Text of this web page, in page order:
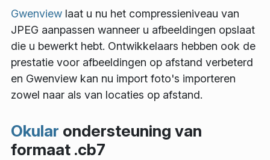
Gwenview laat u nu het compressieniveau van
JPEG aanpassen wanneer u afbeeldingen opslaat
die u bewerkt hebt. Ontwikkelaars hebben ook de
prestatie voor afbeeldingen op afstand verbeterd
en Gwenview kan nu import foto's importeren
zowel naar als van locaties op afstand.
Okular ondersteuning van
formaat .cb7